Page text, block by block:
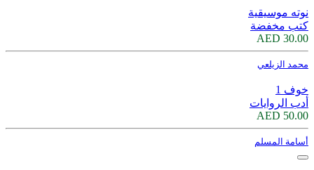
نوته موسيقية
كتب مخفضة
30.00 AED
محمد الزيلعي
خوف 1
أدب الروايات
50.00 AED
أسامة المسلم